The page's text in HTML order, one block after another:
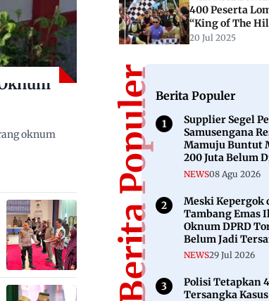
oknum
400 Peserta
“King of The
20 Jul 2025
Berita PopulerBerita Populer
Supplier Segel
Samusengana
Mamuju Buntut
200 Juta Belum
NEWS08 Agu 2026
Meski Kepergok
Tambang Emas
Oknum DPRD
Belum Jadi
NEWS29 Jul 2026
Polisi Tetapkan 4
Tersangka Kasus